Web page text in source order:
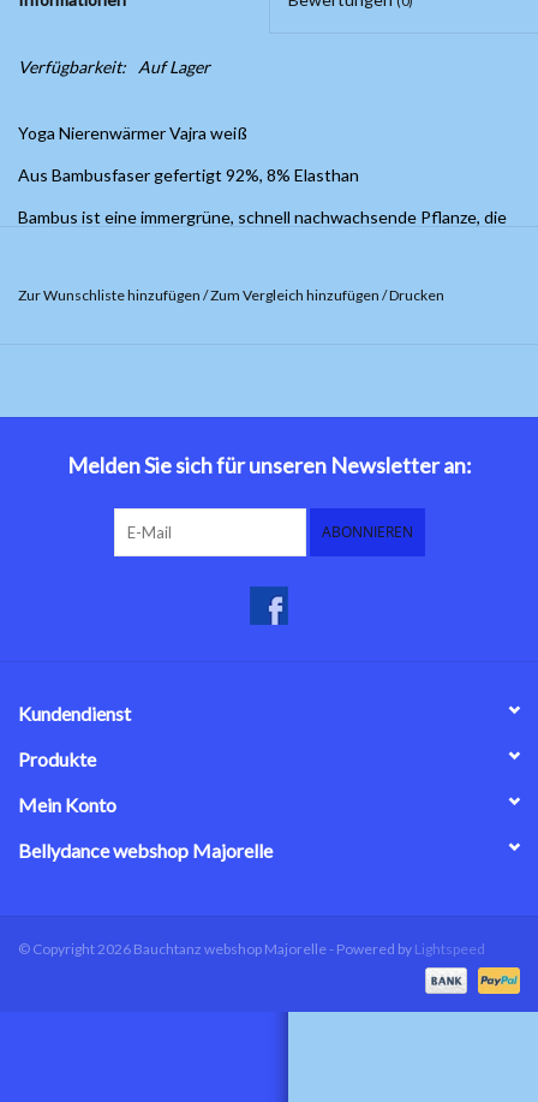
Verfügbarkeit: Auf Lager
Yoga Nierenwärmer Vajra weiß
Aus Bambusfaser gefertigt 92%, 8% Elasthan
Bambus ist eine immergrüne, schnell nachwachsende Pflanze, die
Atmungsaktiv
Zur Wunschliste hinzufügen /Zum Vergleich hinzufügen /Drucken
Melden Sie sich für unseren Newsletter an:
ABONNIEREN
Kundendienst
Produkte
Mein Konto
Bellydance webshop Majorelle
© Copyright 2026 Bauchtanz webshop Majorelle - Powered by Lightspeed